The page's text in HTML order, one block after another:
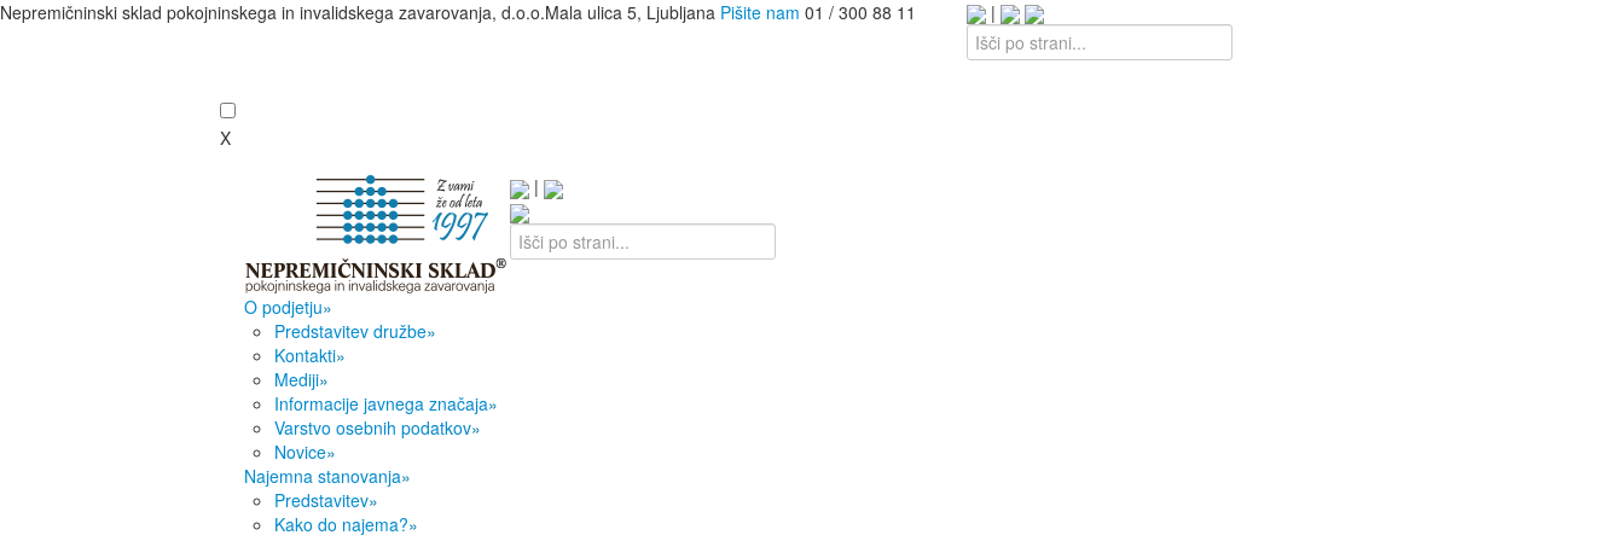
Nepremičninski sklad pokojninskega in invalidskega zavarovanja, d.o.o.Mala ulica 5, Ljubljana Pišite nam 01 / 300 88 11 |
X
|
O podjetju»
Predstavitev družbe»
Kontakti»
Mediji»
Informacije javnega značaja»
Varstvo osebnih podatkov»
Novice»
Najemna stanovanja»
Predstavitev»
Kako do najema?»